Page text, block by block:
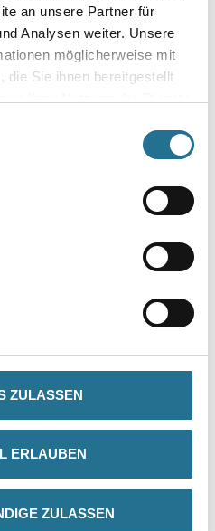
an unsere Partner für
Analysen weiter. Unsere
möglicherweise mit
die Sie ihnen bereitgestellt
ZULASSEN
ERLAUBEN
ZULASSEN
Wunschfarbton
und Kanten